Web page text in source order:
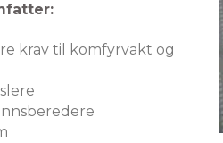
krav til komfyrvakt og